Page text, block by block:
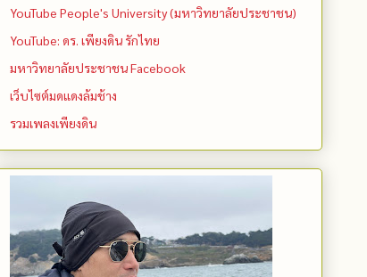
YouTube People's University (มหาวิทยาลัยประชาชน)
YouTube: ดร. เพียงดิน รักไทย
มหาวิทยาลัยประชาชน Facebook
เว็บไซต์มดแดงล้มช้าง
รวมเพลงเพียงดิน